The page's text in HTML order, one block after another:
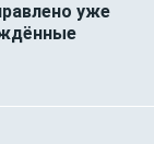
уже